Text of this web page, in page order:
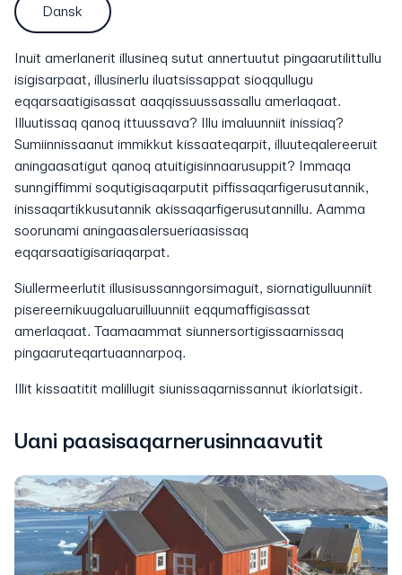
Dansk
Inuit amerlanerit illusineq sutut annertuutut pingaarutilittullu
isigisarpaat, illusinerlu iluatsissappat sioqqullugu
eqqarsaatigisassat aaqqissuussassallu amerlaqaat.
Illuutissaq qanoq ittuussava? Illu imaluunniit inissiaq?
Sumiinnissaanut immikkut kissaateqarpit, illuuteqalereeruit
aningaasatigut qanoq atuitigisinnaarusuppit? Immaqa
sunngiffimmi soqutigisaqarputit piffissaqarfigerusutannik,
inissaqartikkusutannik akissaqarfigerusutannillu. Aamma
soorunami aningaasalersueriaasissaq
eqqarsaatigisariaqarpat.
Siullermeerlutit illusisussanngorsimaguit, siornatigulluunniit
pisereernikuugaluaruilluunniit eqqumaffigisassat
amerlaqaat. Taamaammat siunnersortigissaarnissaq
pingaaruteqartuaannarpoq.
Illit kissaatitit malillugit siunissaqarnissannut ikiorlatsigit.
Uani paasisaqarnerusinnaavutit